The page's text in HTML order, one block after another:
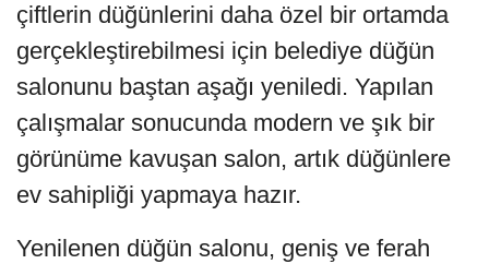
çiftlerin düğünlerini daha özel bir ortamda
gerçekleştirebilmesi için belediye düğün
salonunu baştan aşağı yeniledi. Yapılan
çalışmalar sonucunda modern ve şık bir
görünüme kavuşan salon, artık düğünlere
ev sahipliği yapmaya hazır.
Yenilenen düğün salonu, geniş ve ferah